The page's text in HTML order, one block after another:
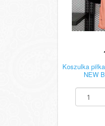
Koszulka
NEW